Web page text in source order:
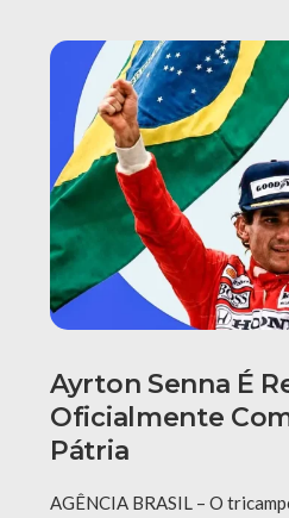
Ayrton Senna É
Oficialmente
Pátria
AGÊNCIA BRASIL – O